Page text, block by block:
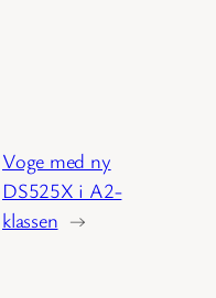
Voge med ny
DS525X i A2-
klassen →